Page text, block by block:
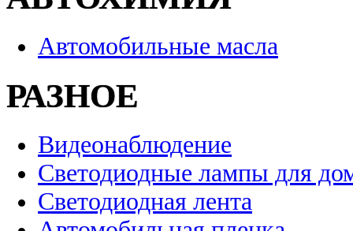
Автомобильные масла
РАЗНОЕ
Видеонаблюдение
Светодиодные лампы для
Светодиодная лента